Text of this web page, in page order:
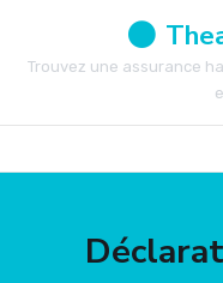
Trouvez une assurance